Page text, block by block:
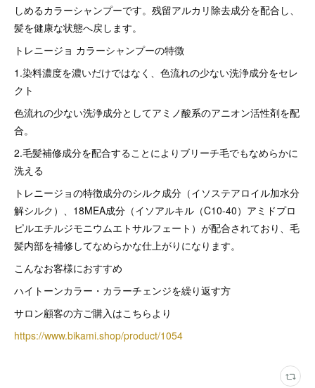
しめるカラーシャンプーです。残留アルカリ除去成分を配合し、
髪を健康な状態へ戻します。
トレニージョ カラーシャンプーの特徴
1.染料濃度を濃いだけではなく、色流れの少ない洗浄成分をセレ
クト
色流れの少ない洗浄成分としてアミノ酸系のアニオン活性剤を配
合。
2.毛髪補修成分を配合することによりブリーチ毛でもなめらかに
洗える
トレニージョの特徴成分のシルク成分（イソステアロイル加水分
解シルク）、18MEA成分（イソアルキル（C10-40）アミドプロ
ピルエチルジモニウムエトサルフェート）が配合されており、毛
髪内部を補修してなめらかな仕上がりになります。
こんなお客様におすすめ
ハイトーンカラー・カラーチェンジを繰り返す方
サロン顧客の方ご購入はこちらより
https://www.bikami.shop/product/1054